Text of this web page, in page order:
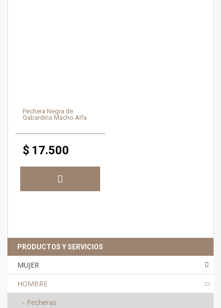
Pechera Negra de
Gabardina Macho Alfa
$ 17.500
PRODUCTOS Y SERVICIOS
MUJER
HOMBRE
- Pecheras